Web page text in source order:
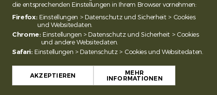
die entsprechenden Einstellungen in Ihrem Browser vornehmen:
Firefox: Einstellungen > Datenschutz und Sicherheit > Cookies
und Websitedaten.
Chrome: Einstellungen > Datenschutz und Sicherheit > Cookies
und andere Websitedaten.
Safari: Einstellungen > Datenschutz > Cookies und Websitedaten.
AKZEPTIEREN MEHR
INFORMATIONEN